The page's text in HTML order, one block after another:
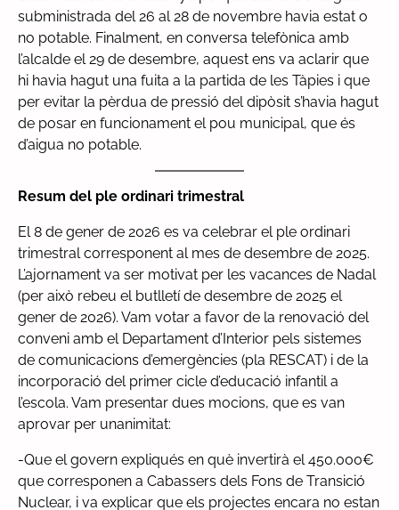
subministrada del 26 al 28 de novembre havia estat o
no potable. Finalment, en conversa telefònica amb
l’alcalde el 29 de desembre, aquest ens va aclarir que
hi havia hagut una fuita a la partida de les Tàpies i que
per evitar la pèrdua de pressió del dipòsit s’havia hagut
de posar en funcionament el pou municipal, que és
d’aigua no potable.
Resum del ple ordinari trimestral
El 8 de gener de 2026 es va celebrar el ple ordinari
trimestral corresponent al mes de desembre de 2025.
L’ajornament va ser motivat per les vacances de Nadal
(per això rebeu el butlletí de desembre de 2025 el
gener de 2026). Vam votar a favor de la renovació del
conveni amb el Departament d’Interior pels sistemes
de comunicacions d’emergències (pla RESCAT) i de la
incorporació del primer cicle d’educació infantil a
l’escola. Vam presentar dues mocions, que es van
aprovar per unanimitat:
-Que el govern expliqués en què invertirà el 450.000€
que corresponen a Cabassers dels Fons de Transició
Nuclear, i va explicar que els projectes encara no estan